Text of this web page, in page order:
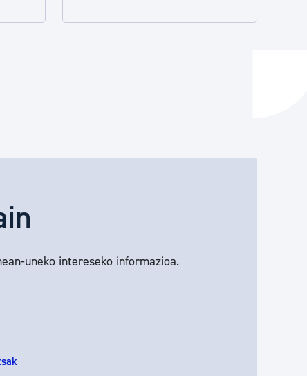
uneko intereseko informazioa.